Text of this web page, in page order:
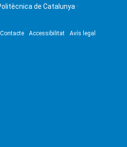
de Catalunya ·
Contacte Accessibilitat Avís legal